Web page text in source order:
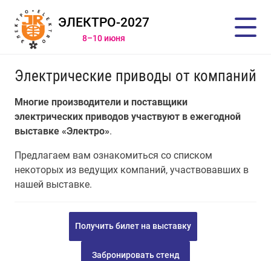
ЭЛЕКТРО-2027
8–10 июня
Электрические приводы от компаний
Многие производители и поставщики
электрических приводов участвуют в ежегодной
выставке «Электро».
Предлагаем вам ознакомиться со списком
некоторых из ведущих компаний, участвовавших в
нашей выставке.
Получить билет на выставку
Забронировать стенд